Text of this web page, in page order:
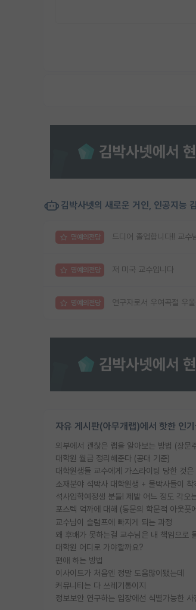
김박사넷의 새로운 거인, 인공지능
명예의전당 드디어 졸업합니다!! 교수
명예의전당 저 미국 교수입니다
명예의전당 연구자로서 우여곡절 우
자유 게시판(아무개랩)에서 핫한 인
외부에서 괜찮은 랩을 알아보는 방법 (장문
대학원 월급 정리해준다 (공대 기준)
소재분야 석박사 대학원생 + 물박사들이 착
교수님이 슬럼프에 빠지게 되는 과정
대학원 어디로 가야할까요?
편애 하는 방법
이사이트가 처음엔 정말 도움많이됐는데
커뮤니티는 다 쓰레기통이지